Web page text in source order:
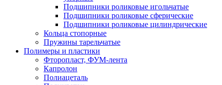
Подшипники роликовые игольчатые
Подшипники роликовые сферические
Подшипники роликовые цилиндрические
Кольца стопорные
Пружины тарельчатые
Полимеры и пластики
Фторопласт, ФУМ-лента
Капролон
Полиацеталь